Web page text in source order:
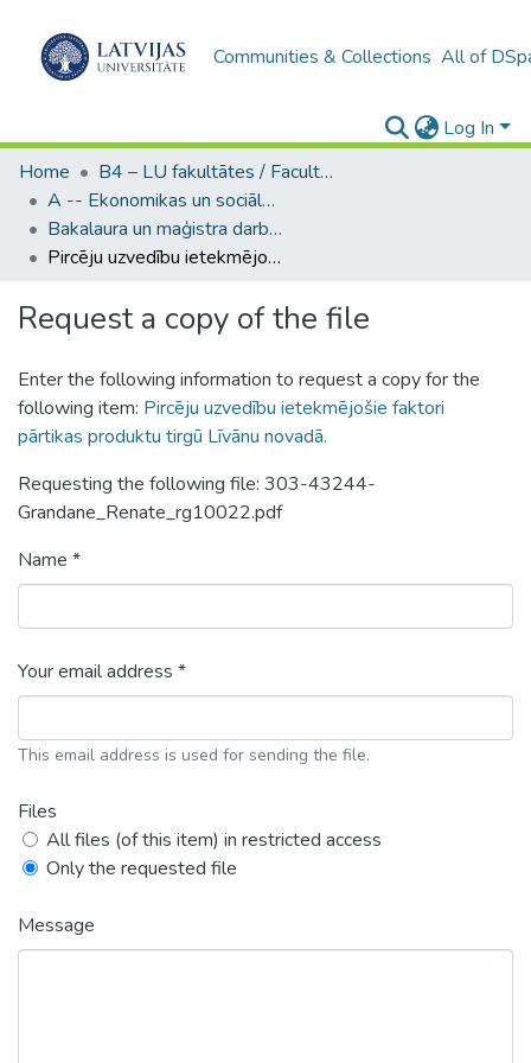
Communities & Collections All of
Log In
Home
B4 – LU fakultātes / Faculties of the UL
A -- Ekonomikas un sociālo zinātņu fakultāte / Faculty of Economics and Social Sciences
Bakalaura un maģistra darbi (ESZF) / Bachelor's and Master's theses
Pircēju uzvedību ietekmējošie faktori pārtikas produktu tirgū Līvānu novadā.
Request a copy of the file
Enter the following information to request a copy for the
following item: Pircēju uzvedību ietekmējošie faktori
pārtikas produktu tirgū Līvānu novadā.
Requesting the following file: 303-43244-
Grandane_Renate_rg10022.pdf
Name *
Your email address *
This email address is used for sending the file.
Files
All files (of this item) in restricted access
Only the requested file
Message